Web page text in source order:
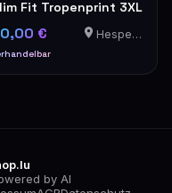
Fit Tropenprint 3XL
€ Hesperange
by AI